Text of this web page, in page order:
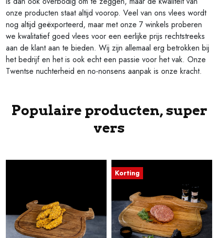
onze producten staat altijd voorop. Veel van ons vlees wordt
nog altijd geëxporteerd, maar met onze 7 winkels proberen
we kwalitatief goed vlees voor een eerlijke prijs rechtstreeks
aan de klant aan te bieden. Wij zijn allemaal erg betrokken bij
het bedrijf en het is ook echt een passie voor het vak. Onze
Twentse nuchterheid en no-nonsens aanpak is onze kracht.
Populaire producten, super
vers
Korting